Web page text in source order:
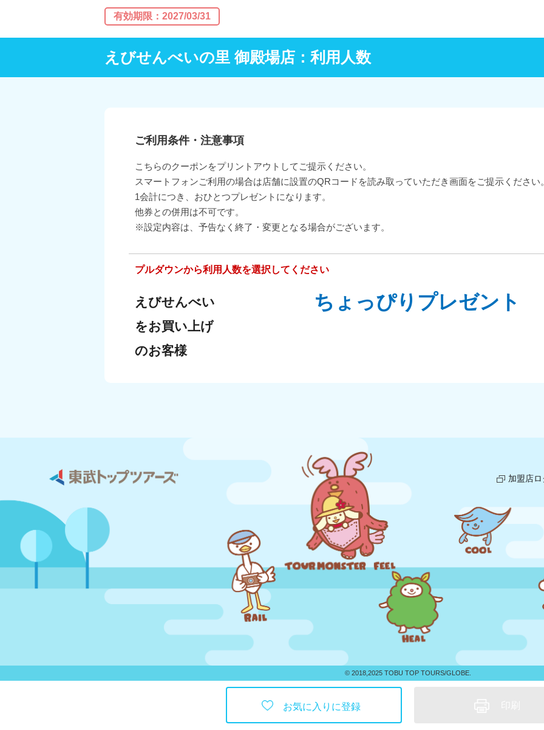
有効期限：2027/03/31
えびせんべいの里 御殿場店：利用人数
ご利用条件・注意事項
こちらのクーポンをプリントアウトしてご提示ください。
スマートフォンご利用の場合は店舗に設置のQRコードを読み取っていただき画面をご提示くださ
1会計につき、おひとつプレゼントになります。
他券との併用は不可です。
※設定内容は、予告なく終了・変更となる場合がございます。
プルダウンから利用人数を選択してください
えびせんべい
をお買い上げ
のお客様
ちょっぴりプレゼント
お気に入りに登録
加盟店
© 2018,2025 TOBU TOP TOURS/GLOBE.